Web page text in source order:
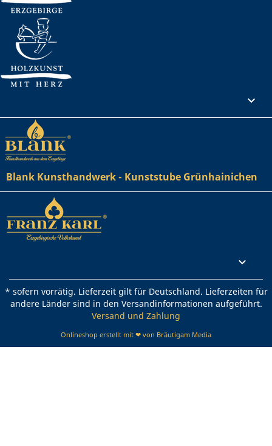

Blank Kunsthandwerk - Kunststube Grünhainichen

* sofern vorrätig. Lieferzeit gilt für Deutschland. Lieferzeiten für
andere Länder sind in den Versandinformationen aufgeführt.
Versand und Zahlung
Onlineshop erstellt mit ❤ von Bräutigam Media